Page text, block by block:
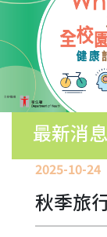
課
社
區
聯
繫
校
園
生
學
最新消息
2025-10-24
秋季旅